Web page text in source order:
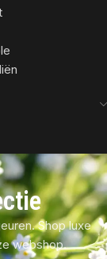
Shop luxe
webshop.